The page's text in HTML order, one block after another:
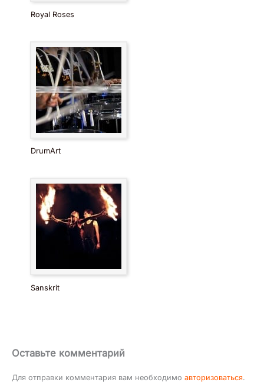
Royal Roses
DrumArt
Sanskrit
Оставьте комментарий
Для отправки комментария вам необходимо авторизоваться.